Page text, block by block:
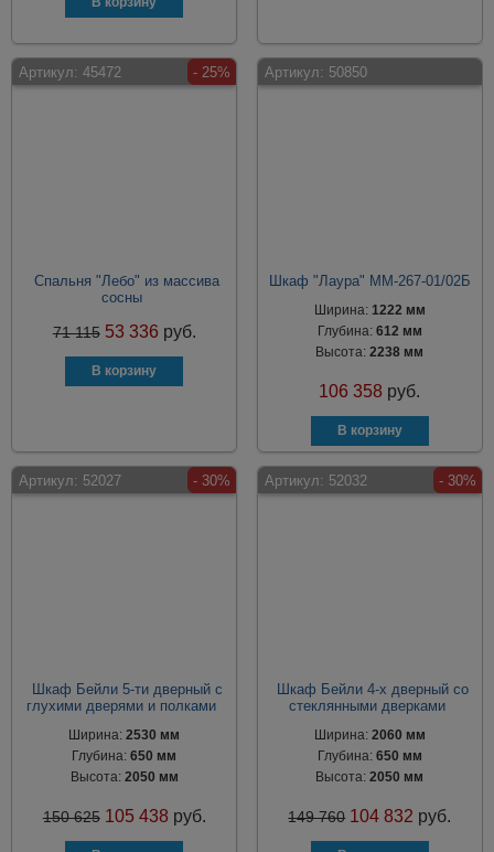
Артикул: 45472 - 25%
Спальня "Лебо" из массива
сосны
71 115 53 336 руб.
Артикул: 50850
Шкаф "Лаура" ММ-267-01/02Б
Ширина: 1222 мм
Глубина: 612 мм
Высота:2238 мм
106 358 руб.
Артикул: 52027 - 30%
Шкаф Бейли 5-ти дверный с
глухими дверями и полками
Ширина:2530 мм
Глубина:650 мм
Высота: 2050 мм
150 625 105 438 руб.
Артикул: 52032 - 30%
Шкаф Бейли 4-х дверный со
стеклянными дверками
Ширина: 2060 мм
Глубина: 650 мм
Высота:2050 мм
149 760 104 832 руб.